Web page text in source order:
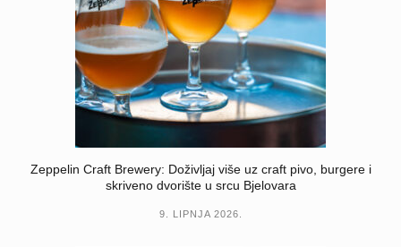
Zeppelin Craft Brewery: Doživljaj više uz craft pivo, burgere i
skriveno dvorište u srcu Bjelovara
9. LIPNJA 2026.